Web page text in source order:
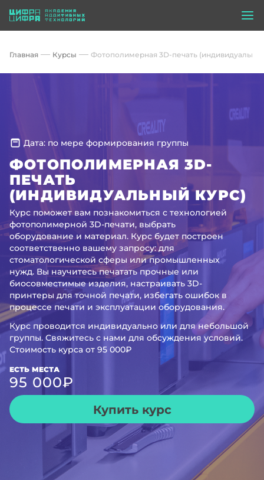
Главная Курсы Фотополимерная 3D-печать
Дата: по мере формирования группы
ФОТОПОЛИМЕРНАЯ 3D-
ПЕЧАТЬ
(ИНДИВИДУАЛЬНЫЙ КУРС)
Курс поможет вам познакомиться с технологией
фотополимерной 3D-печати, выбрать
оборудование и материал. Курс будет построен
соответственно вашему запросу: для
стоматологической сферы или промышленных
нужд. Вы научитесь печатать прочные или
биосовместимые изделия, настраивать 3D-
принтеры для точной печати, избегать ошибок в
процессе печати и эксплуатации оборудования.
Курс проводится индивидуально или для небольшой
группы. Свяжитесь с нами для обсуждения условий.
Стоимость курса от 95 000₽
Купить курс
ЕСТЬ МЕСТА
95 000₽